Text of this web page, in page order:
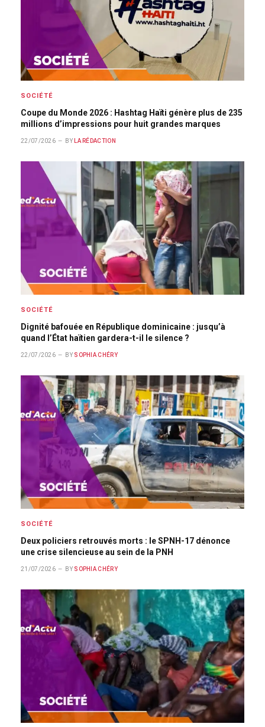
SOCIÉTÉ
Coupe du Monde 2026 : Hashtag Haïti génère plus de 235
millions d’impressions pour huit grandes marques
22/07/2026 BY LA RÉDACTION
SOCIÉTÉ
Dignité bafouée en République dominicaine : jusqu’à
quand l’État haïtien gardera-t-il le silence ?
22/07/2026 BY SOPHIA CHÉRY
SOCIÉTÉ
Deux policiers retrouvés morts : le SPNH-17 dénonce
une crise silencieuse au sein de la PNH
21/07/2026 BY SOPHIA CHÉRY